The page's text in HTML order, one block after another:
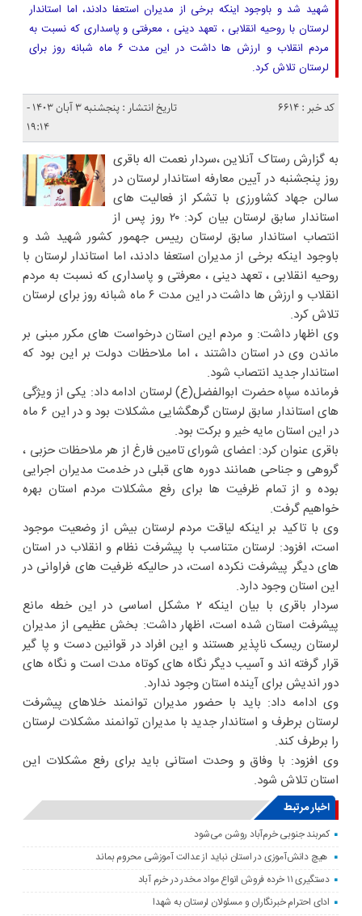
شهید شد و باوجود اینکه برخی از مدیران استعفا دادند، اما استاندار
لرستان با روحیه انقلابی ، تعهد دینی ، معرفتی و پاسداری که نسبت به
مردم انقلاب و ارزش ها داشت در این مدت ۶ ماه شبانه روز برای
لرستان تلاش کرد.
کد خبر : 6614
تاریخ انتشار : پنجشنبه ۳ آبان ۱۴۰۳ -
۱۹:۱۴
به گزارش رستاک آنلاین ،سردار نعمت اله باقری
روز پنجشنبه در آیین معارفه استاندار لرستان در
سالن جهاد کشاورزی با تشکر از فعالیت های
استاندار سابق لرستان بیان کرد: ۲۰ روز پس از
انتصاب استاندار سابق لرستان رییس جهمور کشور شهید شد و
باوجود اینکه برخی از مدیران استعفا دادند، اما استاندار لرستان با
روحیه انقلابی ، تعهد دینی ، معرفتی و پاسداری که نسبت به مردم
انقلاب و ارزش ها داشت در این مدت ۶ ماه شبانه روز برای لرستان
تلاش کرد.
وی اظهار داشت: و مردم این استان درخواست های مکرر مبنی بر
ماندن وی در استان داشتند ، اما ملاحظات دولت بر این بود که
استاندار جدید انتصاب شود.
فرمانده سپاه حضرت ابوالفضل(ع) لرستان ادامه داد: یکی از ویژگی
های استاندار سابق لرستان گرهگشایی مشکلات بود و در این ۶ ماه
در این استان مایه خیر و برکت بود.
باقری عنوان کرد: اعضای شورای تامین فارغ از هر ملاحظات حزبی ،
گروهی و جناحی همانند دوره های قبلی در خدمت مدیران اجرایی
بوده و از تمام ظرفیت ها برای رفع مشکلات مردم استان بهره
خواهیم گرفت.
وی با تاکید بر اینکه لیاقت مردم لرستان بیش از وضعیت موجود
است، افزود: لرستان متناسب با پیشرفت نظام و انقلاب در استان
های دیگر پیشرفت نکرده است، در حالیکه ظرفیت های فراوانی در
این استان وجود دارد.
سردار باقری با بیان اینکه ۲ مشکل اساسی در این خطه مانع
پیشرفت استان شده است، اظهار داشت: بخش عظیمی از مدیران
لرستان ریسک ناپذیر هستند و این افراد در قوانین دست و پا گیر
قرار گرفته اند و آسیب دیگر نگاه های کوتاه مدت است و نگاه های
دور اندیش برای آینده استان وجود ندارد.
وی ادامه داد: باید با حضور مدیران توانمند خلاهای پیشرفت
لرستان برطرف و استاندار جدید با مدیران توانمند مشکلات لرستان
را برطرف کند.
وی افزود: با وفاق و وحدت استانی باید برای رفع مشکلات این
استان تلاش شود.
اخبار مرتبط
کمربند جنوبی خرم‌‌آباد روشن می‌شود
هیچ دانش‌آموزی در استان نباید از عدالت آموزشی محروم بماند
دستگیری ۱۱ خرده فروش انواع مواد مخدر در خرم آباد
ادای احترام خبرنگاران و مسئولان لرستان به شهدا